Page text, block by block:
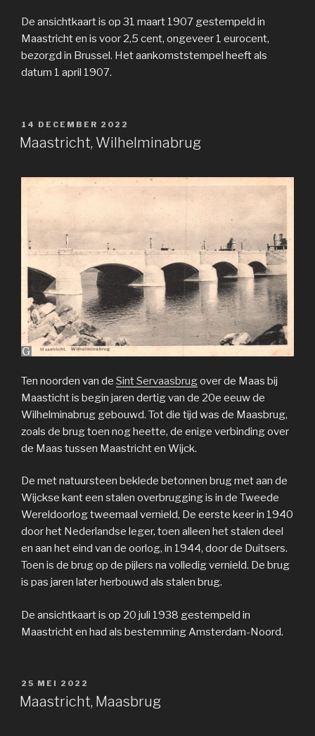
De ansichtkaart is op 31 maart 1907 gestempeld in
Maastricht en is voor 2,5 cent, ongeveer 1 eurocent,
bezorgd in Brussel. Het aankomststempel heeft als
datum 1 april 1907.
GEPLAATST
OP
14 DECEMBER 2022
Maastricht, Wilhelminabrug
Ten noorden van de Sint Servaasbrugover de Maas bij
Maasticht is begin jaren dertig van de 20e eeuw de
Wilhelminabrug gebouwd. Tot die tijd was de Maasbrug,
zoals de brug toen nog heette, de enige verbinding over
de Maas tussen Maastricht en Wijck.
De met natuursteen beklede betonnen brug met aan de
Wijckse kant een stalen overbrugging is in de Tweede
Wereldoorlog tweemaal vernield, De eerste keer in 1940
door het Nederlandse leger, toen alleen het stalen deel
en aan het eind van de oorlog, in 1944, door de Duitsers.
Toen is de brug op de pijlers na volledig vernield. De brug
is pas jaren later herbouwd als stalen brug.
De ansichtkaart is op 20 juli 1938 gestempeld in
Maastricht en had als bestemming Amsterdam-Noord.
GEPLAATST
OP
25 MEI 2022
Maastricht, Maasbrug